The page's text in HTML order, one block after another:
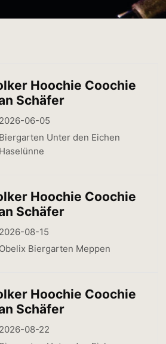
Hoochie Coochie
Schäfer
2026-06-05
Biergarten Unter den Eichen
Haselünne
Hoochie Coochie
Schäfer
2026-08-15
Obelix Biergarten Meppen
Hoochie Coochie
Schäfer
2026-08-22